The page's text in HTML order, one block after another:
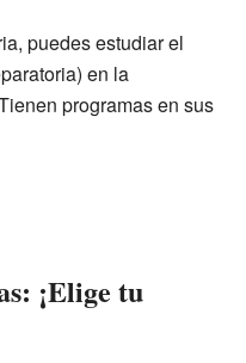
puedes estudiar el
en la
programas en sus
¡Elige tu